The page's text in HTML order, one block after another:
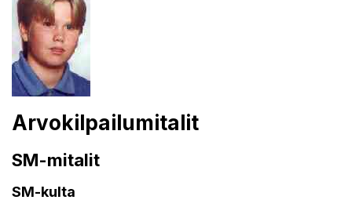
Arvokilpailumitalit
SM-mitalit
SM-kulta